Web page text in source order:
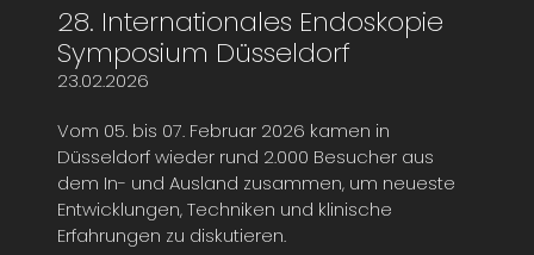
28. Internationales Endoskopie
Symposium Düsseldorf
23.02.2026
Vom 05. bis 07. Februar 2026 kamen in
Düsseldorf wieder rund 2.000 Besucher aus
dem In- und Ausland zusammen, um neueste
Entwicklungen, Techniken und klinische
Erfahrungen zu diskutieren.